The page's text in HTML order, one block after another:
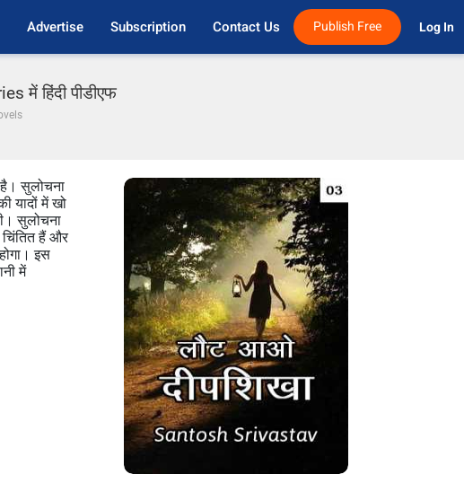
Advertise Subscription Contact Us Publish Free Log In
में हिंदी पीडीएफ
सुलोचना
यादों में खो
सुलोचना
हैं और
इस
में